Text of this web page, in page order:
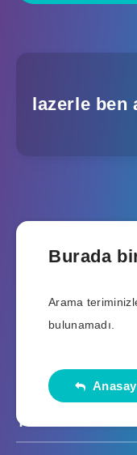
lazerle ben
Burada
Arama
bulunamadı.
Yeni Yazılar